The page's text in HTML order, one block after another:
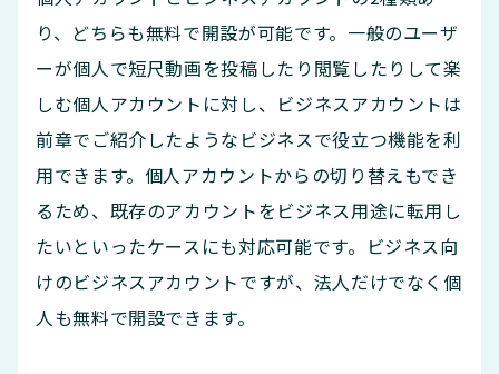
り、どちらも無料で開設が可能です。一般のユーザ
ーが個人で短尺動画を投稿したり閲覧したりして楽
しむ個人アカウントに対し、ビジネスアカウントは
前章でご紹介したようなビジネスで役立つ機能を利
用できます。個人アカウントからの切り替えもでき
るため、既存のアカウントをビジネス用途に転用し
たいといったケースにも対応可能です。ビジネス向
けのビジネスアカウントですが、法人だけでなく個
人も無料で開設できます。